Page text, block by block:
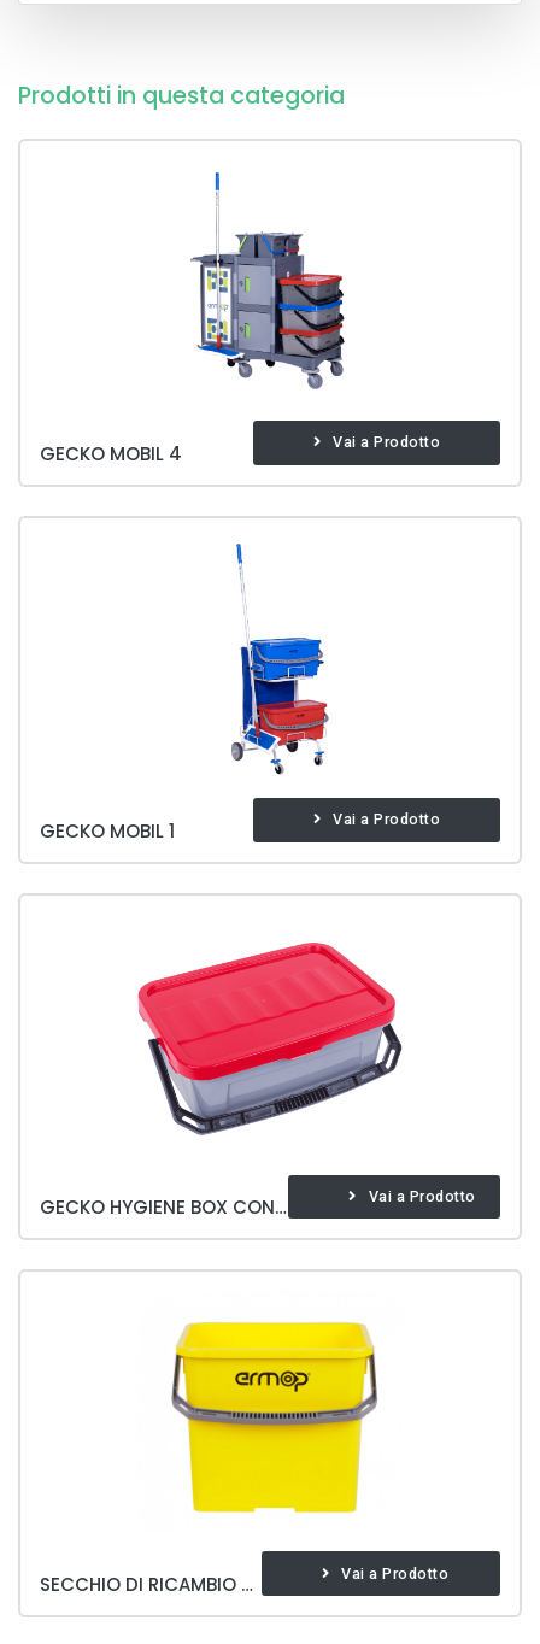
Prodotti in questa categoria
GECKO MOBIL 4 Vai a Prodotto
GECKO MOBIL 1 Vai a Prodotto
GECKO HYGIENE BOX CON COPERCHIO Vai a Prodotto
SECCHIO DI RICAMBIO 6 LT Vai a Prodotto